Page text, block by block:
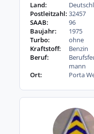
Land:
Postleitzahl: 32457
SAAB:
96
Baujahr:
1975
Turbo:
ohne
Kraftstoff:
Benzin
Beruf:
mann
Ort:
Porta